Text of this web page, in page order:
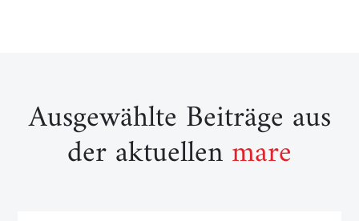
Ausgewählte Beiträge aus
der aktuellenmare